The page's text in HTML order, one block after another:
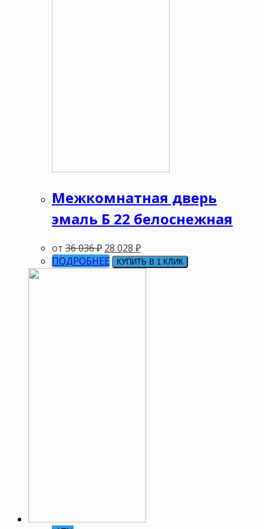
Межкомнатная дверь
эмаль Б 22 белоснежная
от 36 036₽ 28 028 ₽
ПОДРОБНЕЕ
КУПИТЬ В 1 КЛИК